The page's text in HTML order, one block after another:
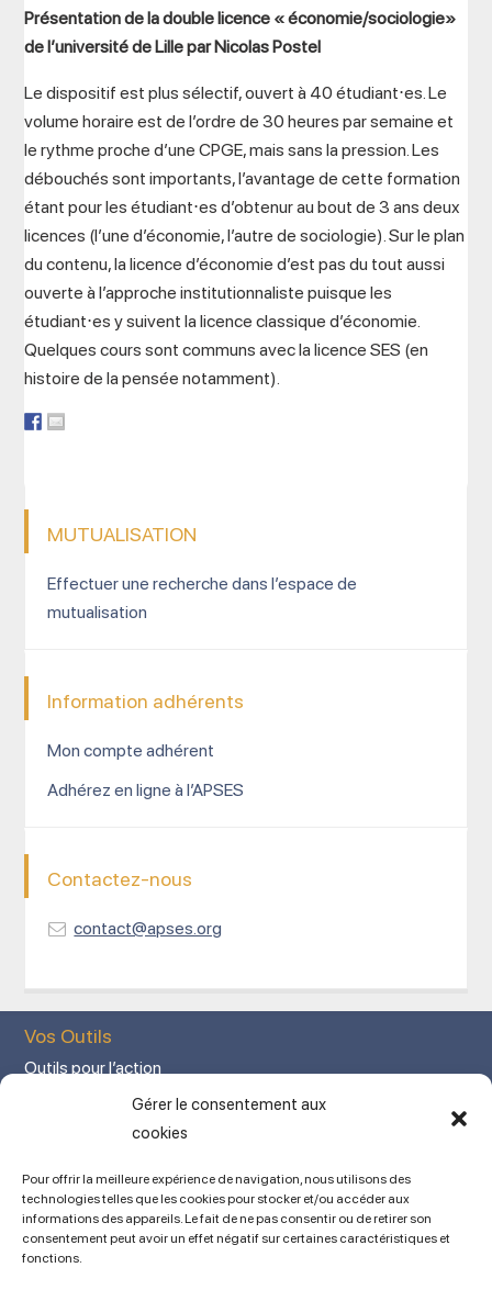
Gérer le consentement aux
cookies
Pour offrir la meilleure expérience de navigation, nous utilisons des
technologies telles que les cookies pour stocker et/ou accéder aux
informations des appareils. Le fait de ne pas consentir ou de retirer son
consentement peut avoir un effet négatif sur certaines caractéristiques et
fonctions.
Présentation de la double licence « économie/sociologie»
de l’université de Lille par Nicolas Postel
Le dispositif est plus sélectif, ouvert à 40 étudiant⋅es. Le
volume horaire est de l’ordre de 30 heures par semaine et
le rythme proche d’une CPGE, mais sans la pression. Les
débouchés sont importants, l’avantage de cette formation
étant pour les étudiant⋅es d’obtenur au bout de 3 ans deux
licences (l’une d’économie, l’autre de sociologie). Sur le plan
du contenu, la licence d’économie d’est pas du tout aussi
ouverte à l’approche institutionnaliste puisque les
étudiant⋅es y suivent la licence classique d’économie.
Quelques cours sont communs avec la licence SES (en
histoire de la pensée notamment).
MUTUALISATION
Effectuer une recherche dans l’espace de
mutualisation
Information adhérents
Mon compte adhérent
Adhérez en ligne à l’APSES
Contactez-nous
contact@apses.org
Vos Outils
Outils pour l’action
Votre espace adhérent
Mon Compte adhérent
L’association
Mentions légales
Contact